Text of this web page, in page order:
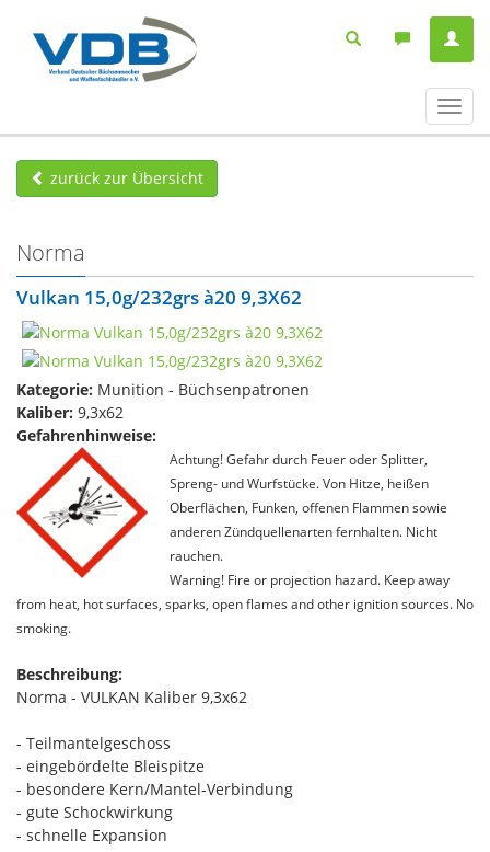
ein-/
zurück zur Übersicht
Norma
Vulkan 15,0g/232grs à20 9,3X62
Kategorie: Munition - Büchsenpatronen
Kaliber: 9,3x62
Gefahrenhinweise:
Achtung! Gefahr durch Feuer oder Splitter,
Spreng- und Wurfstücke. Von Hitze, heißen
Oberflächen, Funken, offenen Flammen sowie
anderen Zündquellenarten fernhalten. Nicht
rauchen.
Warning! Fire or projection hazard. Keep away
from heat, hot surfaces, sparks, open flames and other ignition sources. No
smoking.
Beschreibung:
Norma - VULKAN Kaliber 9,3x62
- Teilmantelgeschoss
- eingebördelte Bleispitze
- besondere Kern/Mantel-Verbindung
- gute Schockwirkung
- schnelle Expansion